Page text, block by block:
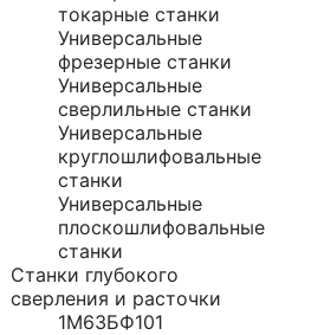
токарные станки
Универсальные
фрезерные станки
Универсальные
сверлильные станки
Универсальные
круглошлифовальные
станки
Универсальные
плоскошлифовальные
станки
Станки глубокого
сверления и расточки
1М63БФ101